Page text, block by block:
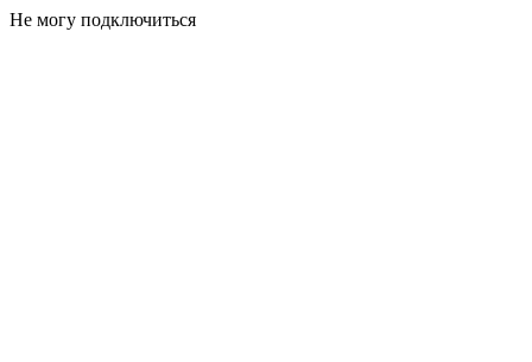
Не могу подключиться